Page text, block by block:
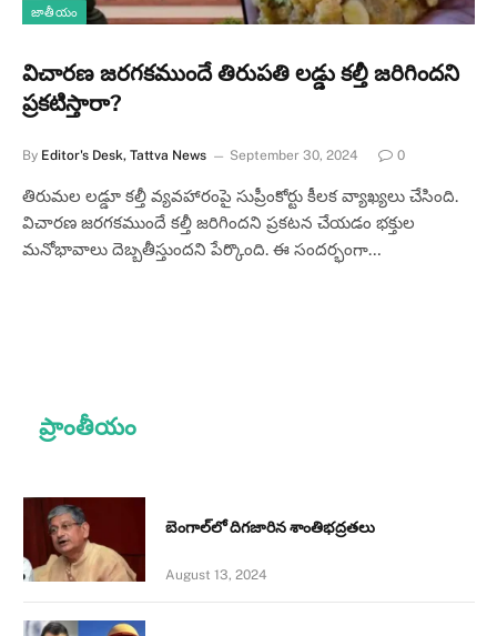
జాతీయం
విచారణ జరగకముందే తిరుపతి లడ్డు కల్తీ జరిగిందని
ప్రకటిస్తారా?
By Editor's Desk, Tattva News September 30, 2024 0
తిరుమల లడ్డూ కల్తీ వ్యవహారంపై సుప్రీంకోర్టు కీలక వ్యాఖ్యలు చేసింది.
విచారణ జరగకముందే కల్తీ జరిగిందని ప్రకటన చేయడం భక్తుల
మనోభావాలు దెబ్బతీస్తుందని పేర్కొంది. ఈ సందర్భంగా…
ప్రాంతీయం
బెంగాల్‌లో దిగజారిన శాంతిభద్రతలు
August 13, 2024